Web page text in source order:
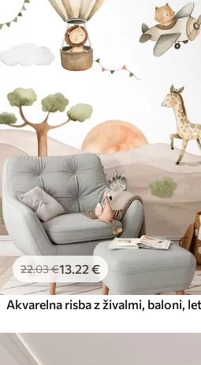
22.03€13 .22 €